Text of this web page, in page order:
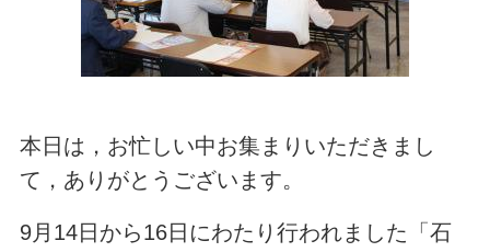
本日は，お忙しい中お集まりいただきまし
て，ありがとうございます。
9月14日から16日にわたり行われました「石